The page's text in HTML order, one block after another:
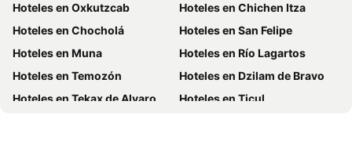
Hoteles en Curazao
Hoteles en Guatemala
Hoteles en Santa Cruz
Hoteles en Colombia
Hoteles en Campania
Hoteles en Manabí
Hoteles en Italia
Hoteles en Noruega
Hoteles en Tailandia
Hoteles en Nueva Jersey
Hoteles en Oxkutzcab
Hoteles en Chichen Itza
Hoteles en Chocholá
Hoteles en San Felipe
Hoteles en Muna
Hoteles en Río Lagartos
Hoteles en Temozón
Hoteles en Dzilam de Bravo
Hoteles en Tekax de Alvaro Obregon
Hoteles en Ticul